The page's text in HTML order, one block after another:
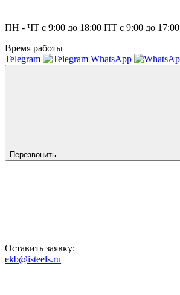
ПН - ЧТ с 9:00 до 18:00 ПТ с 9:00 до 17:00
Время работы
Telegram
WhatsApp
Перезвонить
Оставить заявку:
ekb@isteels.ru